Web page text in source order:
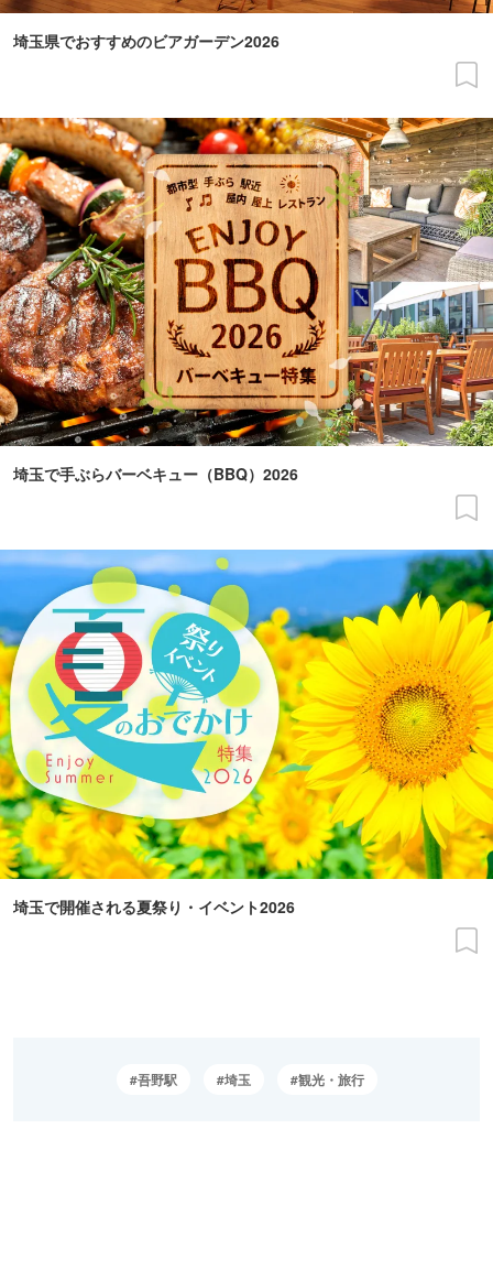
埼玉県でおすすめのビアガーデン2026
埼玉で手ぶらバーベキュー（BBQ）2026
埼玉で開催される夏祭り・イベント2026
吾野駅 埼玉 観光・旅行